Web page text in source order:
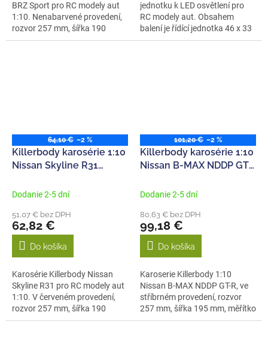
BRZ Sport pro RC modely aut
1:10. Nenabarvené provedení,
rozvor 257 mm, šířka 190
mm,...
jednotku k LED osvětlení pro
RC modely aut. Obsahem
balení je řídící jednotka 46 x 33
x...
64,10 € –2 %
Killerbody karosérie 1:10
Nissan Skyline R31
Dodanie 2-5 dní
51,07 € bez DPH
62,82 €
Do košíka
Karosérie Killerbody Nissan
Skyline R31 pro RC modely aut
1:10. V červeném provedení,
rozvor 257 mm, šířka 190
mm....
101,20 € –2 %
Killerbody karosérie 1:10
Nissan B-MAX NDDP GT-
Dodanie 2-5 dní
80,63 € bez DPH
99,18 €
Do košíka
Karoserie Killerbody 1:10
Nissan B-MAX NDDP GT-R, ve
stříbrném provedení, rozvor
257 mm, šířka 195 mm, měřítko
1:10....